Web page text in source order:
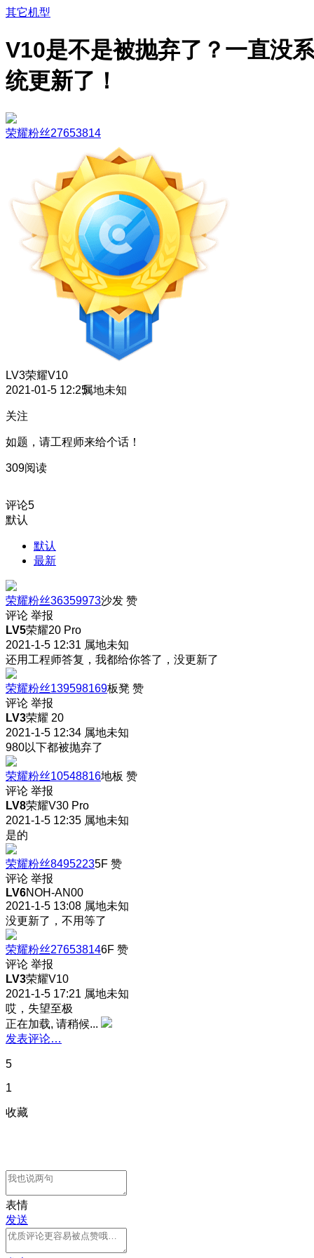
其它机型
V10是不是被抛弃了？一直没系
统更新了！
荣耀粉丝27653814
LV3荣耀V10
2021-01-5 12:25属地未知
关注
如题，请工程师来给个话！
309阅读
评论5
默认
默认
最新
荣耀粉丝36359973沙发 赞
评论 举报
LV5荣耀20 Pro
2021-1-5 12:31 属地未知
还用工程师答复，我都给你答了，没更新了
荣耀粉丝139598169板凳 赞
评论 举报
LV3荣耀 20
2021-1-5 12:34 属地未知
980以下都被抛弃了
荣耀粉丝10548816地板 赞
评论 举报
LV8荣耀V30 Pro
2021-1-5 12:35 属地未知
是的
荣耀粉丝84952235F 赞
评论 举报
LV6NOH-AN00
2021-1-5 13:08 属地未知
没更新了，不用等了
荣耀粉丝276538146F 赞
评论 举报
LV3荣耀V10
2021-1-5 17:21 属地未知
哎，失望至极
正在加载, 请稍候...
发表评论…
5
1
收藏
表情
发送